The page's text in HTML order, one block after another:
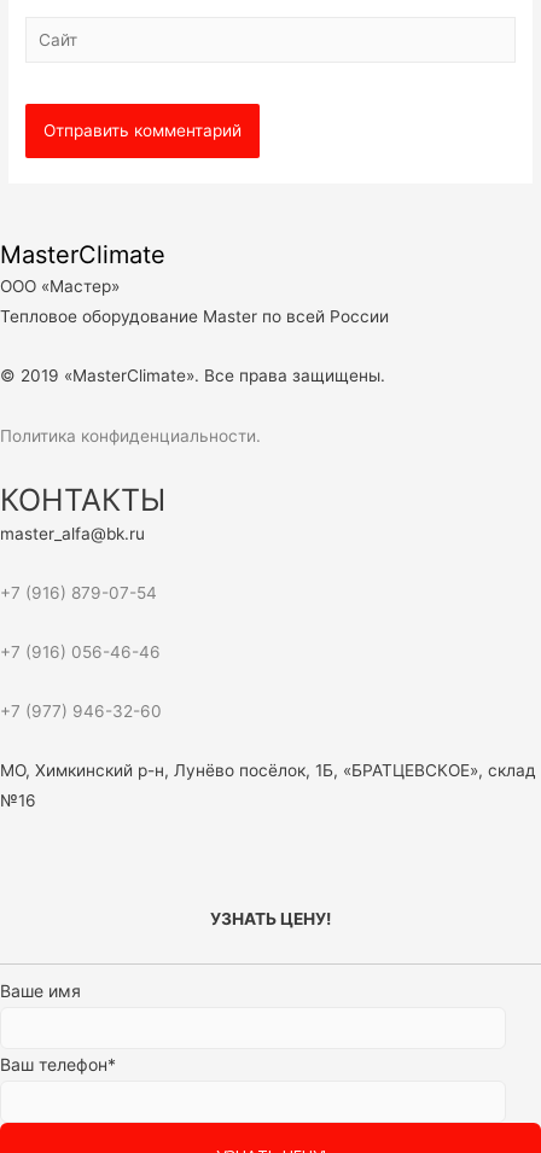
Сайт
MasterClimate
ООО «Мастер»
Тепловое оборудование Master по всей России
© 2019 «MasterClimate». Все права защищены.
Политика конфиденциальности.
КОНТАКТЫ
master_alfa@bk.ru
+7 (916) 879-07-54
+7 (916) 056-46-46
+7 (977) 946-32-60
МО, Химкинский р-н, Лунёво посёлок, 1Б, «БРАТЦЕВСКОЕ», склад
№16
УЗНАТЬ ЦЕНУ!
Ваше имя
Ваш телефон*